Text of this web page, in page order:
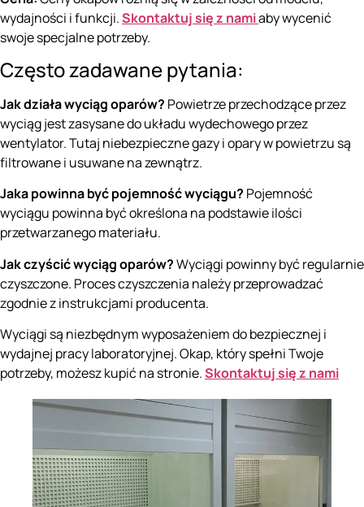
wydajności i funkcji.Skontaktuj się z namiaby wycenić
swoje specjalne potrzeby.
Często zadawane pytania:
Jak działa wyciąg oparów? Powietrze przechodzące przez
wyciąg jest zasysane do układu wydechowego przez
wentylator. Tutaj niebezpieczne gazy i opary w powietrzu są
filtrowane i usuwane na zewnątrz.
Jaka powinna być pojemność wyciągu? Pojemność
wyciągu powinna być określona na podstawie ilości
przetwarzanego materiału.
Jak czyścić wyciąg oparów?Wyciągi powinny być regularnie
czyszczone. Proces czyszczenia należy przeprowadzać
zgodnie z instrukcjami producenta.
Wyciągi są niezbędnym wyposażeniem do bezpiecznej i
wydajnej pracy laboratoryjnej. Okap, który spełni Twoje
potrzeby, możesz kupić na stronie.Skontaktuj się z nami